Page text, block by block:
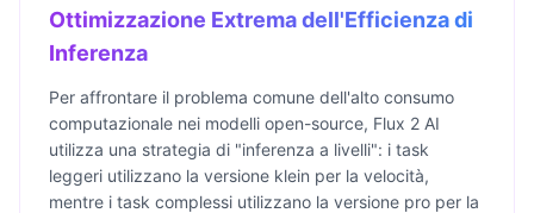
Ottimizzazione Extrema dell'Efficienza di
Inferenza
Per affrontare il problema comune dell'alto consumo
computazionale nei modelli open-source, Flux 2 AI
utilizza una strategia di "inferenza a livelli": i task
leggeri utilizzano la versione klein per la velocità,
mentre i task complessi utilizzano la versione pro per la